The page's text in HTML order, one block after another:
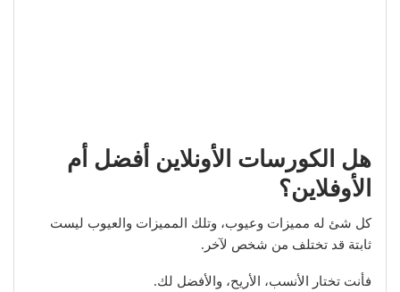
هل الكورسات الأونلاين أفضل أم
الأوفلاين؟
كل شئ له مميزات وعيوب، وتلك المميزات والعيوب ليست
ثابتة قد تختلف من شخص لآخر.
فأنت تختار الأنسب، الأريح، والأفضل لك.